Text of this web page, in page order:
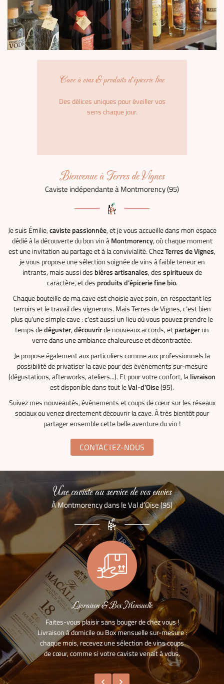
Cave à vins & produits d'épicerie fine
Des délices uniques pour éveiller vos
sens chaque jour.
Bienvenue à Terres de Vignes
Caviste indépendante à Montmorency (95)
Je suis Émilie,caviste passionnée, et je vous accueille dans mon espace
dédié à la découverte du bon vin àMontmorency, où chaque moment
est une invitation au partage et à la convivialité. ChezTerres de Vignes,
je vous propose une sélection soignée de vins à faible teneur en
intrants, mais aussi des bières artisanales, desspiritueuxde
caractère, et des produits d'épicerie fine bio.
Chaque bouteille de ma cave est choisie avec soin, en respectant les
terroirs et le travail des vignerons. Mais Terres de Vignes, c'est bien
plus qu'une simple cave : c'est aussi un lieu où vous pouvez prendre le
temps dedéguster,découvrirde nouveaux accords, etpartagerun
verre dans une ambiance chaleureuse et décontractée.
Je propose également aux particuliers comme aux professionnels la
possibilité de privatiser la cave pour des événements sur-mesure
(dégustations, afterworks, ateliers...). Et pour votre confort, lalivraison
est disponible dans tout leVal-d’Oise(95).
Suivez mes nouveautés, événements et coups de cœur sur les réseaux
sociaux ou venez directement découvrir la cave. À très bientôt pour
partager ensemble cette belle aventure du vin !
CONTACTEZ-NOUS
Une caviste au service de vos envies
À Montmorency dans le Val d’Oise (95)
Livraison & Box Mensuelle
Faites-vous plaisir sans bouger de chez vous !
Livraison à domicile ou Box mensuelle sur-mesure :
chaque mois, recevez une sélection de vins coups
de cœur, comme si votre caviste venait à vous.